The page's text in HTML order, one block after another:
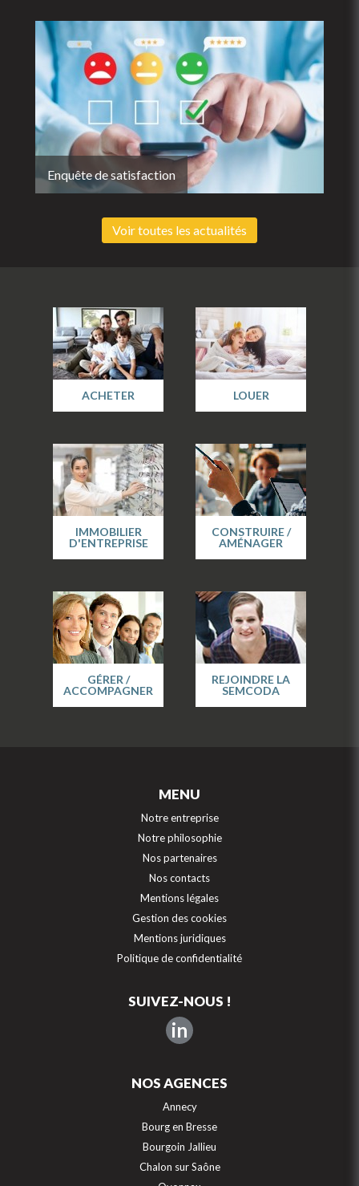
Enquête de satisfaction
Voir toutes les actualités
ACHETER LOUER
IMMOBILIER
D'ENTREPRISE
CONSTRUIRE /
AMÉNAGER
GÉRER /
ACCOMPAGNER
REJOINDRE LA
SEMCODA
MENU
Notre entreprise
Notre philosophie
Nos partenaires
Nos contacts
Mentions légales
Gestion des cookies
Mentions juridiques
Politique de confidentialité
SUIVEZ-NOUS !
in
NOS AGENCES
Annecy
Bourg en Bresse
Bourgoin Jallieu
Chalon sur Saône